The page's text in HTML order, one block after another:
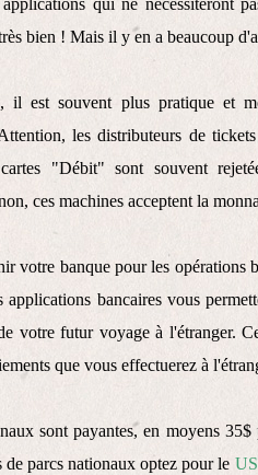
qui ne nécessiteront
bien ! Mais il y en a beaucoup
il est souvent plus pratique et
les distributeurs de
"Débit" sont souvent
ces machines acceptent la
votre banque pour les opérations
bancaires vous
votre futur voyage à l'étranger.
que vous effectuerez à
sont payantes, en moyens
parcs nationaux optez pour le